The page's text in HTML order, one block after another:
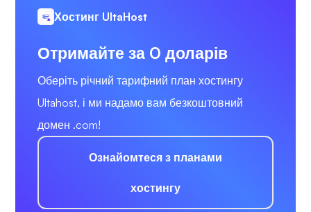
Хостинг UltaHost
Отримайте за 0 доларів
Оберіть річний тарифний план хостингу
Ultahost, і ми надамо вам безкоштовний
домен .com!
Ознайомтеся з планами
хостингу